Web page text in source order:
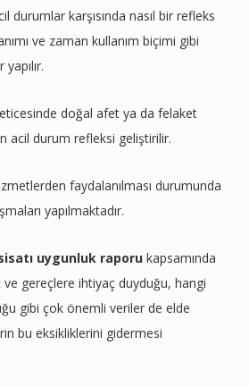
durumlar karşısında nasıl bir refleks
ve zaman kullanım biçimi gibi
doğal afet ya da felaket
acil durum refleksi geliştirilir.
faydalanılması durumunda
yapılmaktadır.
uygunluk raporu kapsamında
gereçlere ihtiyaç duyduğu, hangi
gibi çok önemli veriler de elde
bu eksikliklerini gidermesi